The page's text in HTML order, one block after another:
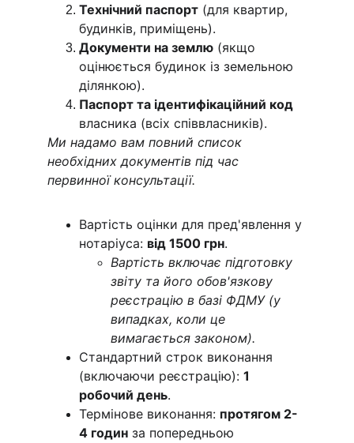
Технічний паспорт (для квартир,
будинків, приміщень).
Документи на землю (якщо
оцінюється будинок із земельною
ділянкою).
Паспорт та ідентифікаційний код
власника (всіх співвласників).
Ми надамо вам повний список
необхідних документів під час
первинної консультації.
Вартість оцінки для пред'явлення у
нотаріуса: від 1500 грн.
Вартість включає підготовку
звіту та його обов'язкову
реєстрацію в базі ФДМУ (у
випадках, коли це
вимагається законом).
Стандартний строк виконання
(включаючи реєстрацію): 1
робочий день.
Термінове виконання: протягом 2-
4 годин за попередньою